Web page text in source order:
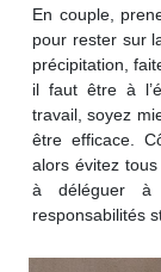
En couple,
pour rester sur
précipitation,
il faut être à
travail, soyez
être efficace.
alors évitez
à déléguer à
responsabilités